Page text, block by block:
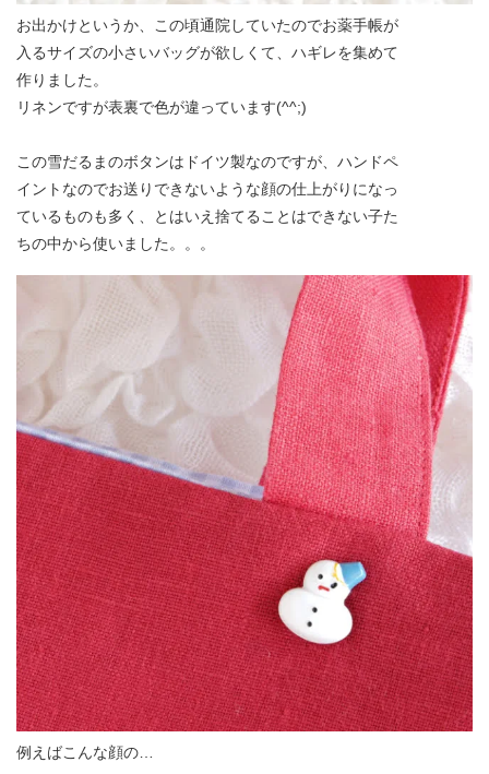
お出かけというか、この頃通院していたのでお薬手帳が
入るサイズの小さいバッグが欲しくて、ハギレを集めて
作りました。
リネンですが表裏で色が違っています(^^;)
この雪だるまのボタンはドイツ製なのですが、ハンドペ
イントなのでお送りできないような顔の仕上がりになっ
ているものも多く、とはいえ捨てることはできない子た
ちの中から使いました。。。
例えばこんな顔の…